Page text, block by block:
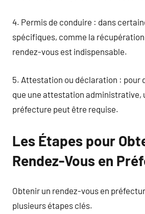
4. Permis de conduire : dans
spécifiques, comme la
rendez-vous est indispensable.
5. Attestation ou déclaration : pour
que une attestation administrative,
préfecture peut être requise.
Les Étapes pour
Rendez-Vous en
Obtenir un rendez-vous en
plusieurs étapes clés.